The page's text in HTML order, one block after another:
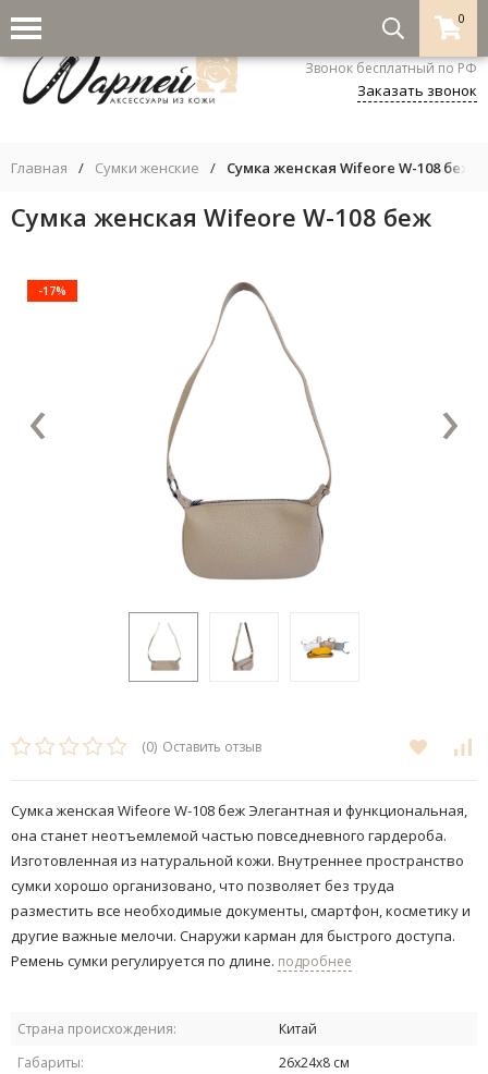
0
8-800-333-5530
Звонок бесплатный по РФ
Заказать звонок
Главная / Сумки женские / Сумка женская Wifeore W-108 беж
Сумка женская Wifeore W-108 беж
-17%
‹ ›
(0) Оставить отзыв
Сумка женская Wifeore W-108 беж Элегантная и функциональная,
она станет неотъемлемой частью повседневного гардероба.
Изготовленная из натуральной кожи. Внутреннее пространство
сумки хорошо организовано, что позволяет без труда
разместить все необходимые документы, смартфон, косметику и
другие важные мелочи.​ Снаружи карман для быстрого доступа.
Ремень сумки регулируется по длине. подробнее
Страна происхождения:
Китай
Габариты:
26х24х8 см